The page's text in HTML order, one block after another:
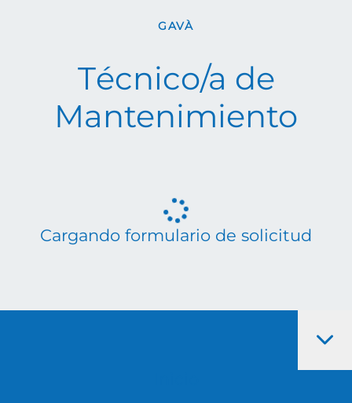
GAVÀ
Técnico/a de
Mantenimiento
Cargando formulario de solicitud